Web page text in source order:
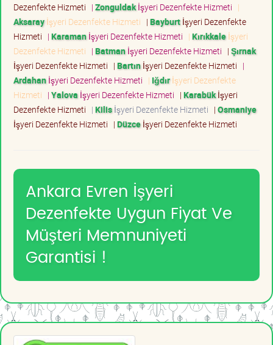
Dezenfekte Hizmeti | Zonguldakİşyeri Dezenfekte Hizmeti |
Aksarayİşyeri Dezenfekte Hizmeti | Bayburtİşyeri Dezenfekte
Hizmeti | Karamanİşyeri Dezenfekte Hizmeti | Kırıkkaleİşyeri
Dezenfekte Hizmeti | Batmanİşyeri Dezenfekte Hizmeti | Şırnak
İşyeri Dezenfekte Hizmeti | Bartınİşyeri Dezenfekte Hizmeti |
Ardahanİşyeri Dezenfekte Hizmeti | Iğdırİşyeri Dezenfekte
Hizmeti | Yalova İşyeri Dezenfekte Hizmeti | Karabükİşyeri
Dezenfekte Hizmeti | Kilisİşyeri Dezenfekte Hizmeti | Osmaniye
İşyeri Dezenfekte Hizmeti | Düzceİşyeri Dezenfekte Hizmeti
Ankara Evren İşyeri
Dezenfekte Uygun Fiyat Ve
Müşteri Memnuniyeti
Garantisi !